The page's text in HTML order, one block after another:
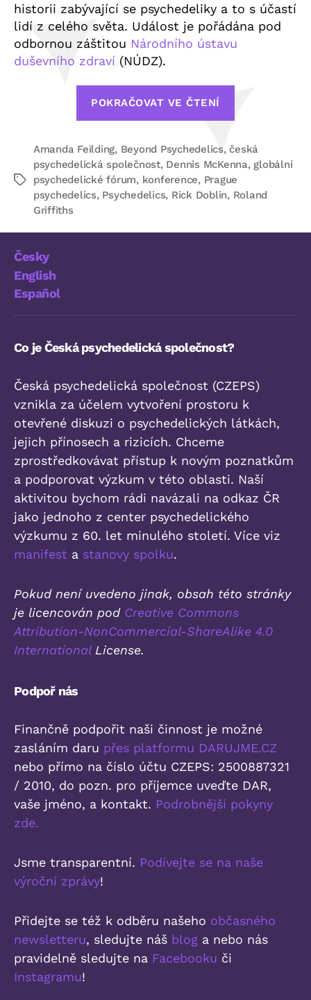
historii zabývající se psychedeliky a to s účastí
lidí z celého světa. Událost je pořádána pod
odbornou záštitou Národního ústavu
duševního zdraví (NÚDZ).
POKRAČOVAT VE ČTENÍ
2016“
Štítky
Amanda Feilding, Beyond Psychedelics,česká
psychedelická společnost, Dennis McKenna, globální
psychedelické fórum, konference, Prague
psychedelics, Psychedelics, Rick Doblin, Roland
Griffiths
Česky
English
Español
Co je Česká psychedelická společnost?
Česká psychedelická společnost (CZEPS)
vznikla za účelem vytvoření prostoru k
otevřené diskuzi o psychedelických látkách,
jejich přínosech a rizicích. Chceme
zprostředkovávat přístup k novým poznatkům
a podporovat výzkum v této oblasti. Naší
aktivitou bychom rádi navázali na odkaz ČR
jako jednoho z center psychedelického
výzkumu z 60. let minulého století. Více viz
manifest a stanovy spolku.
Pokud není uvedeno jinak, obsah této stránky
je licencován pod Creative Commons
Attribution-NonCommercial-ShareAlike 4.0
InternationalLicense.
Podpoř nás
Finančně podpořit naši činnost je možné
zasláním daru přes platformu DARUJME.CZ
nebo přímo na číslo účtu CZEPS: 2500887321
/ 2010, do pozn. pro příjemce uveďte DAR,
vaše jméno, a kontakt. Podrobnější pokyny
zde.
Jsme transparentní. Podívejte se na naše
výroční zprávy!
Přidejte se též k odběru našeho občasného
newsletteru, sledujte náš blog a nebo nás
pravidelně sledujte na Facebooku či
Instagramu!